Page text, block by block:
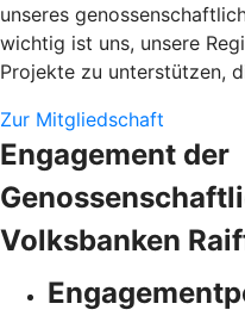
unseres
wichtig ist uns, unsere
Projekte zu unterstützen,
Zur Mitgliedschaft
Engagement der
Volksbanken